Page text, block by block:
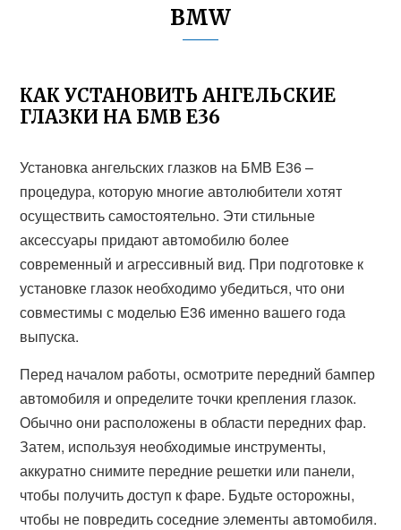
BMW
КАК УСТАНОВИТЬ АНГЕЛЬСКИЕ
ГЛАЗКИ НА БМВ Е36
Установка ангельских глазков на БМВ Е36 –
процедура, которую многие автолюбители хотят
осуществить самостоятельно. Эти стильные
аксессуары придают автомобилю более
современный и агрессивный вид. При подготовке к
установке глазок необходимо убедиться, что они
совместимы с моделью Е36 именно вашего года
выпуска.
Перед началом работы, осмотрите передний бампер
автомобиля и определите точки крепления глазок.
Обычно они расположены в области передних фар.
Затем, используя необходимые инструменты,
аккуратно снимите передние решетки или панели,
чтобы получить доступ к фаре. Будьте осторожны,
чтобы не повредить соседние элементы автомобиля.